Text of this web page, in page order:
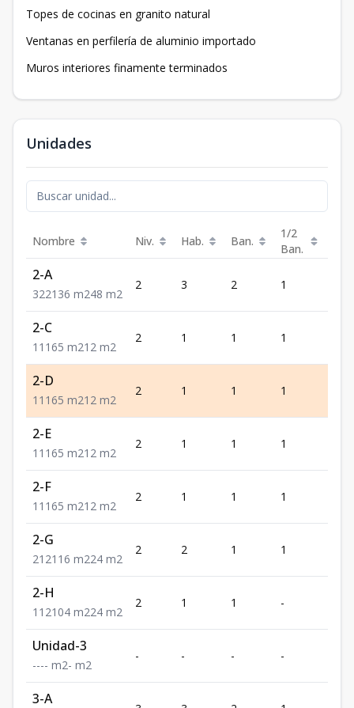
Topes de cocinas en granito natural
Ventanas en perfilería de aluminio importado
Muros interiores finamente terminados
Unidades
Nombre Niv. Hab. Ban.
1/2
Ban.
2-A
322136 m248 m2
2 3 2 1
2-C
1 1 1 65 m212 m2
2 1 1 1
2-D
1 1 1 65 m212 m2
2 1 1 1
2-E
1 1 1 65 m212 m2
2 1 1 1
2-F
1 1 1 65 m212 m2
2 1 1 1
2-G
21 2116 m224 m2
2 2 1 1
2-H
1 1 2104 m224 m2
2 1 1 -
Unidad-3
---- m2- m2
- - - -
3-A